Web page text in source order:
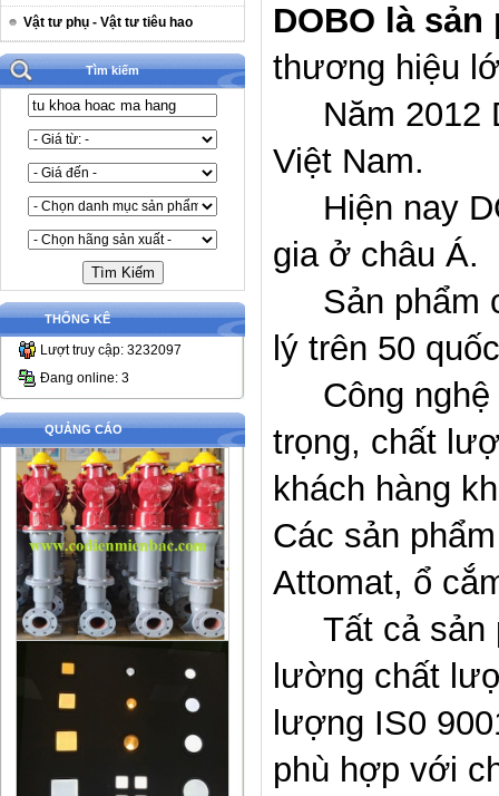
Vật tư phụ - Vật tư tiêu hao
Tìm kiếm
THỐNG KÊ
Lượt truy cập: 3232097
Đang online: 3
QUẢNG CÁO
DOBO là
thương hiệu
Năm 2012
Việt Nam.
Hiện nay
gia ở châu Á.
Sản phẩm
lý trên 50
Công nghệ
trọng, chất
khách hàng
Các sản
Attomat, ổ
Tất cả sản
lường chất
lượng IS0
phù hợp với